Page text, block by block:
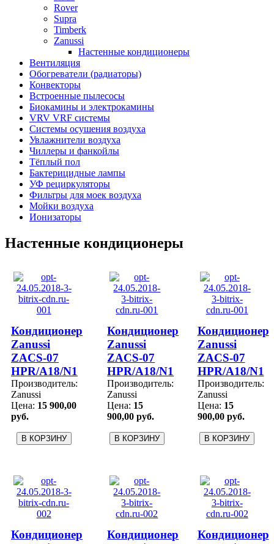
Rover
Supra
Timberk
Zanussi
Настенные кондиционеры
Вентиляция
Обогреватели (радиаторы)
Конвекторы
Встроенные пылесосы
Биокамины и электрокамины
VRV VRF системы
Системы осушения воздуха
Увлажнители воздуха
Чиллеры и фанкойлы
Тёплый пол
Бактерицидные лампы
УФ рециркуляторы
Фильтры для моек воздуха
Мойки воздуха
Ионизаторы
Настенные кондиционеры
Кондиционер
Zanussi
ZACS-07
HPR/A18/N1
Производитель:
Zanussi
Цена: 15 900,00
руб.
Кондиционер
Zanussi
ZACS-07
HPR/A18/N1
Производитель:
Zanussi
Цена: 15
900,00 руб.
Кондиционер
Zanussi
ZACS-07
HPR/A18/N1
Производитель:
Zanussi
Цена: 15
900,00 руб.
Кондиционер
Кондиционер
Кондиционер